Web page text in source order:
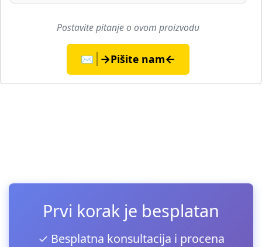
Postavite pitanje o ovom proizvodu
✉️ →Pišite nam←
Prvi korak je besplatan
✓ Besplatna konsultacija i procena